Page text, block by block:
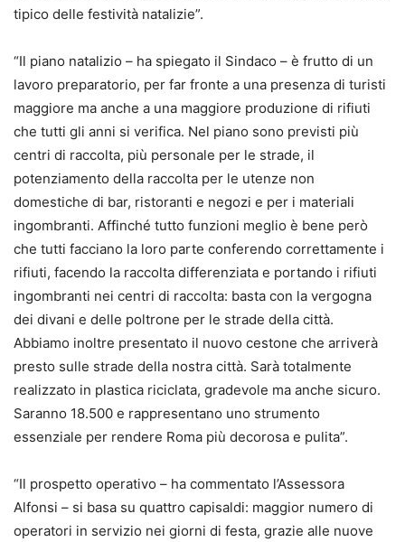
tipico delle festività natalizie”.
“Il piano natalizio – ha spiegato il Sindaco – è frutto di un
lavoro preparatorio, per far fronte a una presenza di turisti
maggiore ma anche a una maggiore produzione di rifiuti
che tutti gli anni si verifica. Nel piano sono previsti più
centri di raccolta, più personale per le strade, il
potenziamento della raccolta per le utenze non
domestiche di bar, ristoranti e negozi e per i materiali
ingombranti. Affinché tutto funzioni meglio è bene però
che tutti facciano la loro parte conferendo correttamente i
rifiuti, facendo la raccolta differenziata e portando i rifiuti
ingombranti nei centri di raccolta: basta con la vergogna
dei divani e delle poltrone per le strade della città.
Abbiamo inoltre presentato il nuovo cestone che arriverà
presto sulle strade della nostra città. Sarà totalmente
realizzato in plastica riciclata, gradevole ma anche sicuro.
Saranno 18.500 e rappresentano uno strumento
essenziale per rendere Roma più decorosa e pulita”.
“Il prospetto operativo – ha commentato l’Assessora
Alfonsi – si basa su quattro capisaldi: maggior numero di
operatori in servizio nei giorni di festa, grazie alle nuove